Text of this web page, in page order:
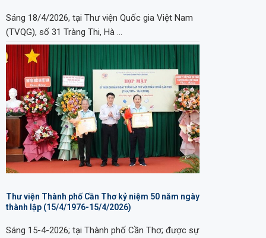
Sáng 18/4/2026, tại Thư viện Quốc gia Việt Nam
(TVQG), số 31 Tràng Thi, Hà …
Thư viện Thành phố Cần Thơ kỷ niệm 50 năm ngày
thành lập (15/4/1976-15/4/2026)
Sáng 15-4-2026; tại Thành phố Cần Thơ; được sự